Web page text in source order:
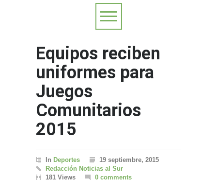
Equipos reciben
uniformes para
Juegos
Comunitarios
2015
In Deportes
19 septiembre, 2015
Redacción Noticias al Sur
181 Views
0 comments